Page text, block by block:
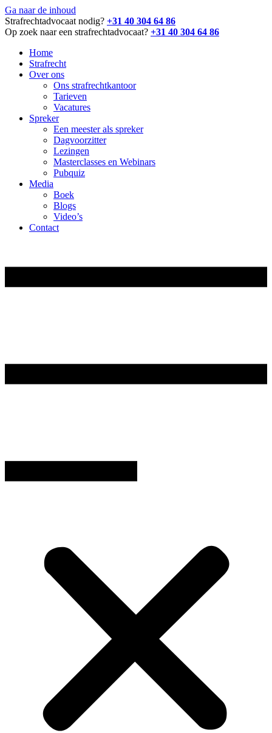
Ga naar de inhoud
Strafrechtadvocaat nodig? +31 40 304 64 86
Op zoek naar een strafrechtadvocaat? +31 40 304 64 86
Home
Strafrecht
Over ons
Ons strafrechtkantoor
Tarieven
Vacatures
Spreker
Een meester als spreker
Dagvoorzitter
Lezingen
Masterclasses en Webinars
Pubquiz
Media
Boek
Blogs
Video’s
Contact